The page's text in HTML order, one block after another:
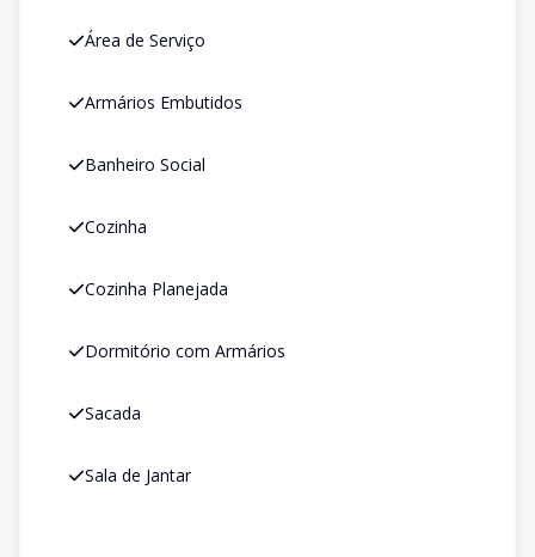
Área de Serviço
Armários Embutidos
Banheiro Social
Cozinha
Cozinha Planejada
Dormitório com Armários
Sacada
Sala de Jantar